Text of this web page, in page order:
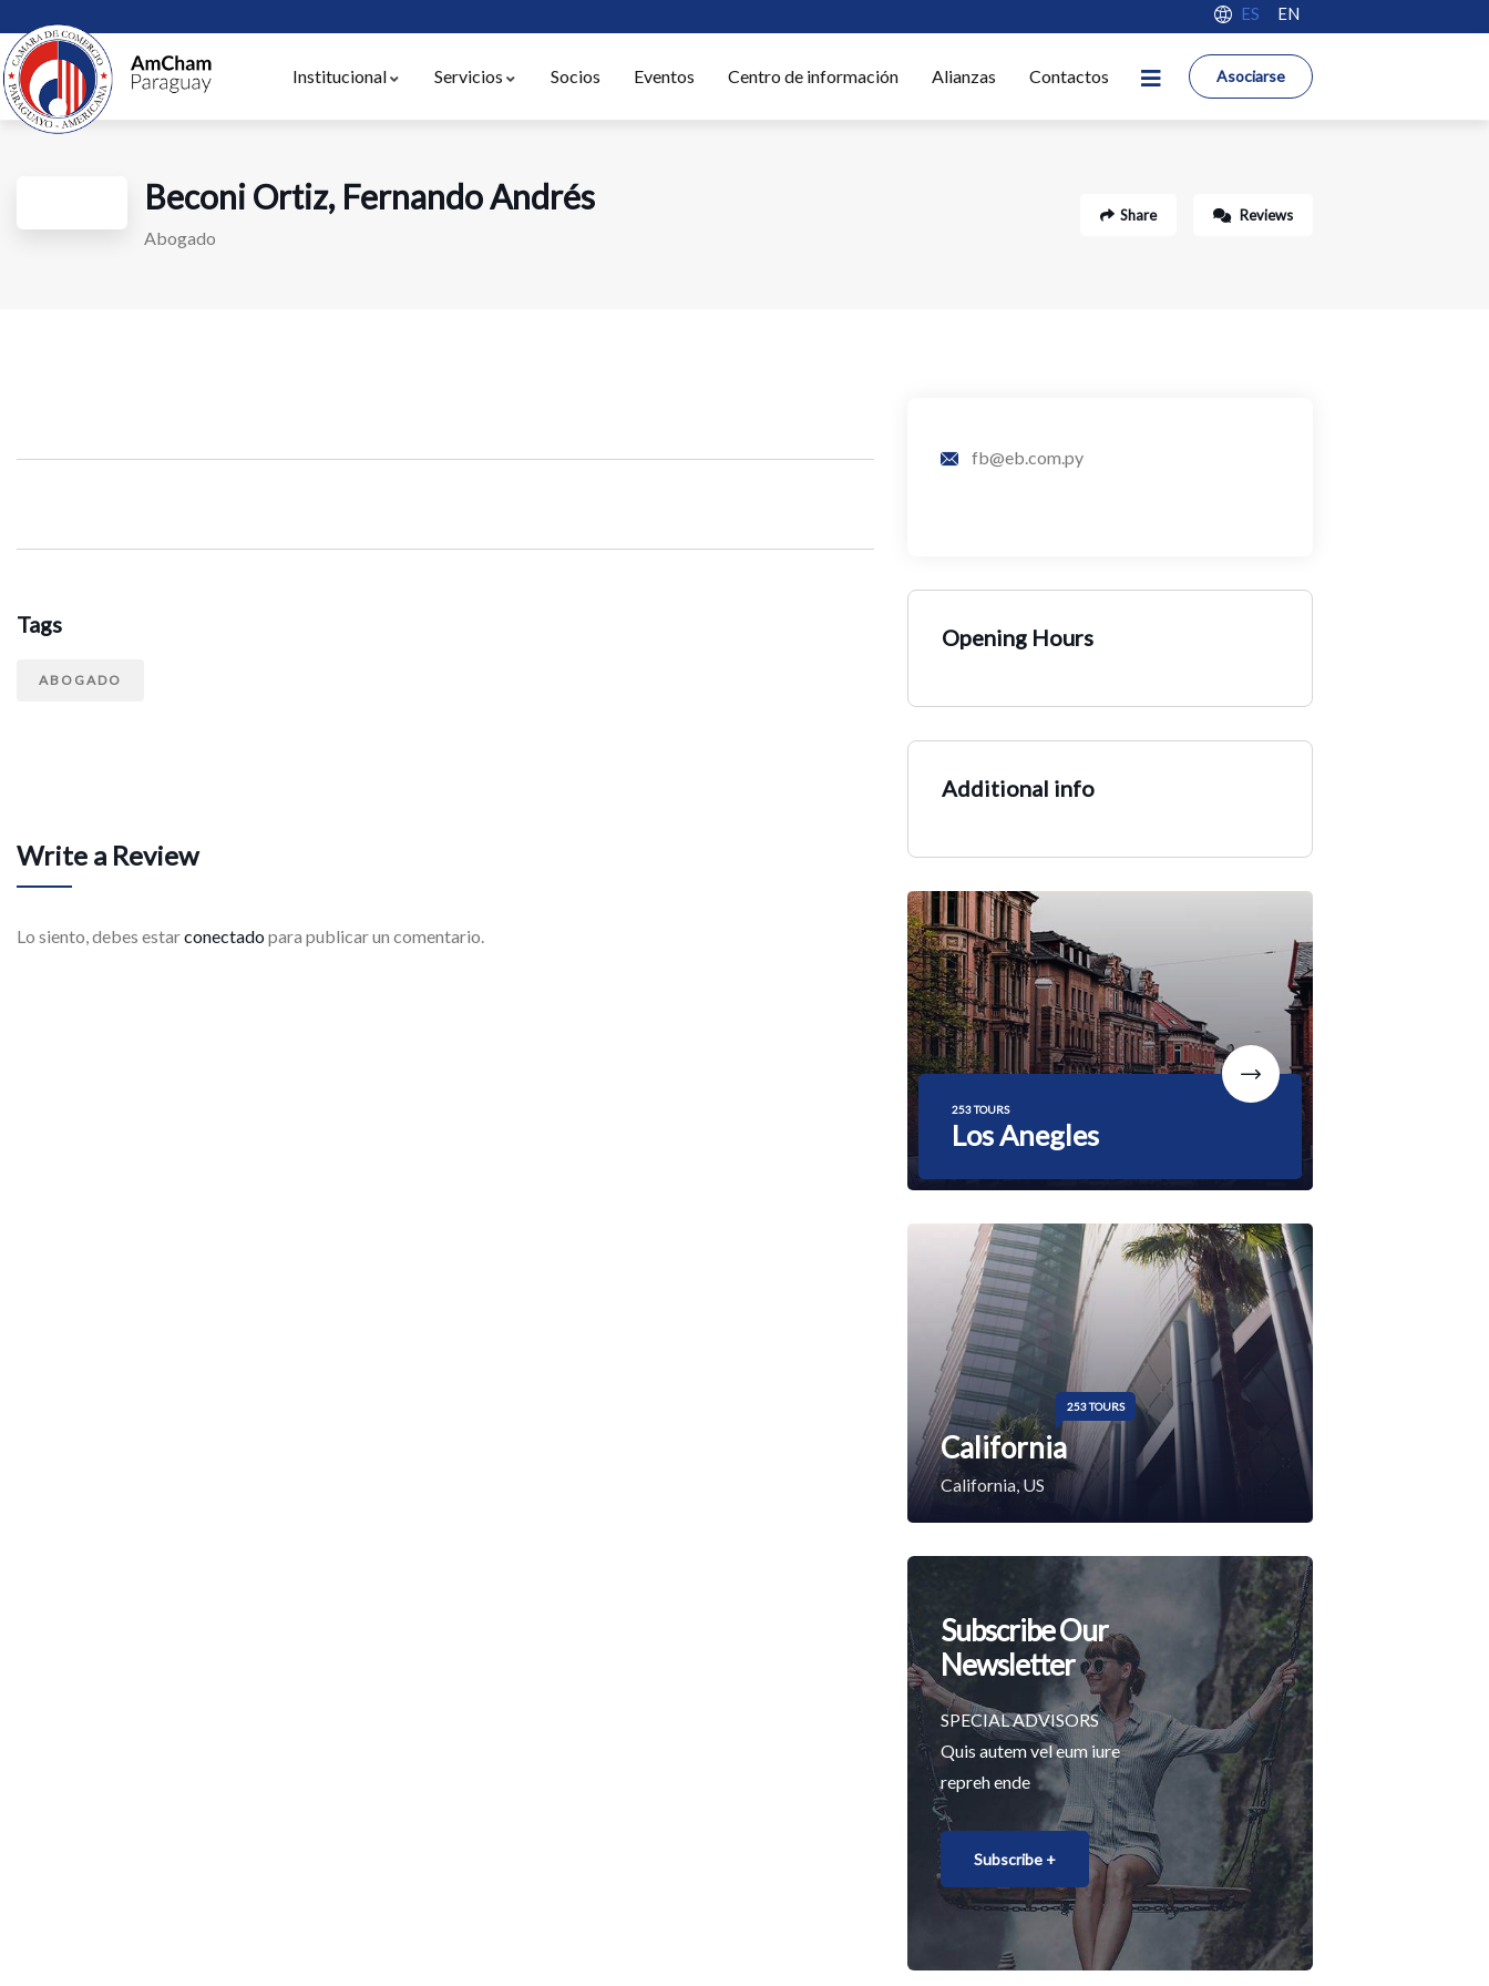
Institucional Servicios Socios Eventos Centro de información Alianzas Contactos
ES EN
Asociarse
Beconi Ortiz, Fernando Andrés
Abogado
Share Reviews
Tags
ABOGADO
Write a Review
Lo siento, debes estarconectadopara publicar un comentario.
fb@eb.com.py
Opening Hours
Additional info
253 TOURS
Los Anegles
253 TOURS
California
California, US
Subscribe Our
Newsletter
SPECIAL ADVISORS
Quis autem vel eum iure
repreh ende
Subscribe +